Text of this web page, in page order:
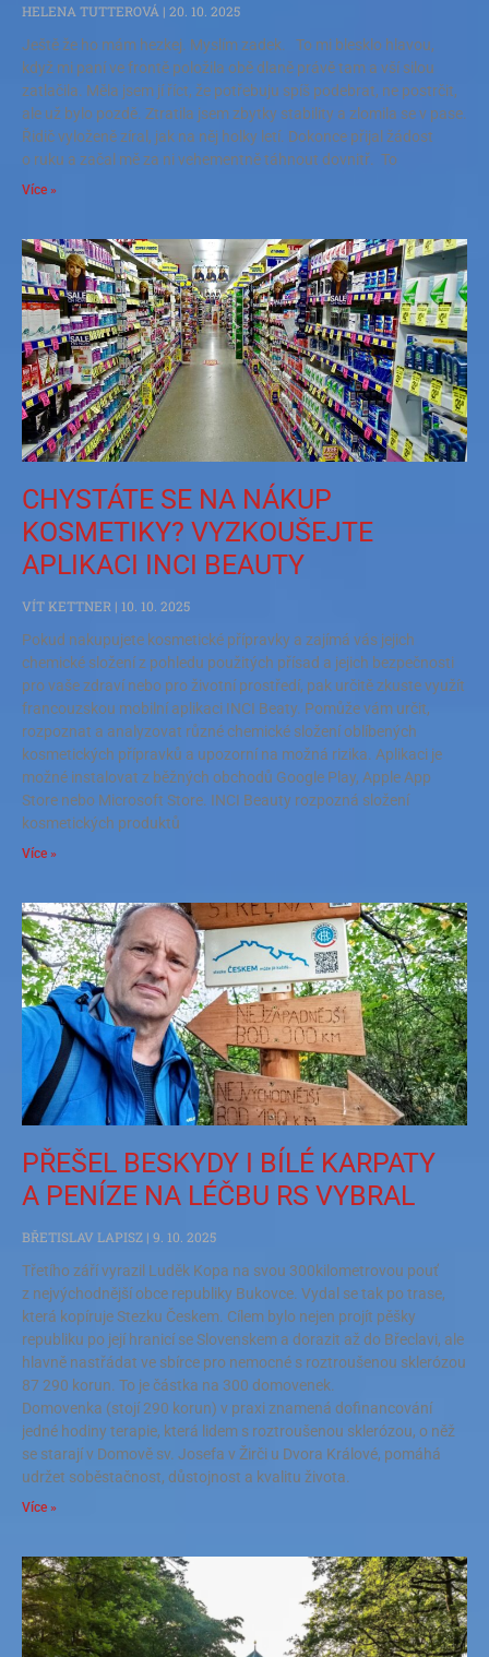
HELENA TUTTEROVÁ
20. 10. 2025
Ještě že ho mám hezkej. Myslím zadek. To mi blesklo hlavou,
když mi paní ve frontě položila obě dlaně právě tam a vší silou
zatlačila. Měla jsem jí říct, že potřebuju spíš podebrat, ne postrčit,
ale už bylo pozdě. Ztratila jsem zbytky stability a zlomila se v pase.
Řidič vyloženě zíral, jak na něj holky letí. Dokonce přijal žádost
o ruku a začal mě za ni vehementně táhnout dovnitř. To
Více »
CHYSTÁTE SE NA NÁKUP
KOSMETIKY? VYZKOUŠEJTE
APLIKACI INCI BEAUTY
VÍT KETTNER
10. 10. 2025
Pokud nakupujete kosmetické přípravky a zajímá vás jejich
chemické složení z pohledu použitých přísad a jejich bezpečnosti
pro vaše zdraví nebo pro životní prostředí, pak určitě zkuste využít
francouzskou mobilní aplikaci INCI Beaty. Pomůže vám určit,
rozpoznat a analyzovat různé chemické složení oblíbených
kosmetických přípravků a upozorní na možná rizika. Aplikaci je
možné instalovat z běžných obchodů Google Play, Apple App
Store nebo Microsoft Store. INCI Beauty rozpozná složení
kosmetických produktů
Více »
PŘEŠEL BESKYDY I BÍLÉ KARPATY
A PENÍZE NA LÉČBU RS VYBRAL
BŘETISLAV LAPISZ 9. 10. 2025
Třetího září vyrazil Luděk Kopa na svou 300kilometrovou pouť
z nejvýchodnější obce republiky Bukovce. Vydal se tak po trase,
která kopíruje Stezku Českem. Cílem bylo nejen projít pěšky
republiku po její hranicí se Slovenskem a dorazit až do Břeclavi, ale
hlavně nastřádat ve sbírce pro nemocné s roztroušenou sklerózou
87 290 korun. To je částka na 300 domovenek.
Domovenka (stojí 290 korun) v praxi znamená dofinancování
jedné hodiny terapie, která lidem s roztroušenou sklerózou, o něž
se starají v Domově sv. Josefa v Žirči u Dvora Králové, pomáhá
udržet soběstačnost, důstojnost a kvalitu života.
Více »